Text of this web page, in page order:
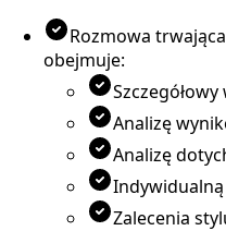
Rozmowa
obejmuje:
Analizę
Analizę
Zalecenia